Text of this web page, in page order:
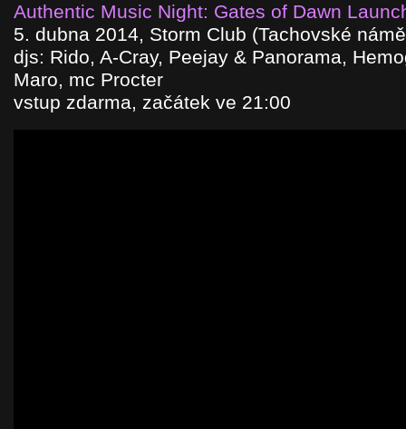
Authentic Music Night: Gates of Dawn
5. dubna 2014, Storm Club (Tachovské
djs: Rido, A-Cray, Peejay & Panorama,
Maro, mc Procter
vstup zdarma, začátek ve 21:00